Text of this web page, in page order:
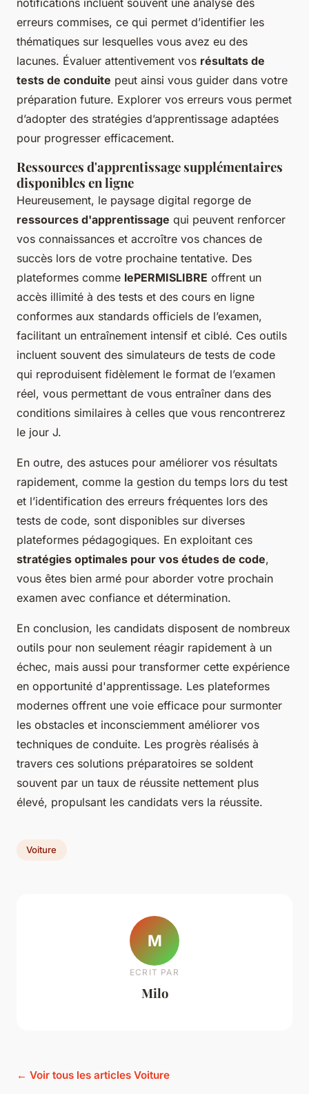
erreurs commises, ce qui permet d’identifier les
thématiques sur lesquelles vous avez eu des
lacunes. Évaluer attentivement vos résultats de
tests de conduite peut ainsi vous guider dans votre
préparation future. Explorer vos erreurs vous permet
d’adopter des stratégies d’apprentissage adaptées
pour progresser efficacement.
Ressources d'apprentissage supplémentaires
disponibles en ligne
Heureusement, le paysage digital regorge de
ressources d'apprentissage qui peuvent renforcer
vos connaissances et accroître vos chances de
succès lors de votre prochaine tentative. Des
plateformes comme lePERMISLIBRE offrent un
accès illimité à des tests et des cours en ligne
conformes aux standards officiels de l’examen,
facilitant un entraînement intensif et ciblé. Ces outils
incluent souvent des simulateurs de tests de code
qui reproduisent fidèlement le format de l’examen
réel, vous permettant de vous entraîner dans des
conditions similaires à celles que vous rencontrerez
le jour J.
En outre, des astuces pour améliorer vos résultats
rapidement, comme la gestion du temps lors du test
et l’identification des erreurs fréquentes lors des
tests de code, sont disponibles sur diverses
plateformes pédagogiques. En exploitant ces
stratégies optimales pour vos études de code,
vous êtes bien armé pour aborder votre prochain
examen avec confiance et détermination.
En conclusion, les candidats disposent de nombreux
outils pour non seulement réagir rapidement à un
échec, mais aussi pour transformer cette expérience
en opportunité d'apprentissage. Les plateformes
modernes offrent une voie efficace pour surmonter
les obstacles et inconsciemment améliorer vos
techniques de conduite. Les progrès réalisés à
travers ces solutions préparatoires se soldent
souvent par un taux de réussite nettement plus
élevé, propulsant les candidats vers la réussite.
Voiture
M
ECRIT PAR
Milo
← Voir tous les articles Voiture